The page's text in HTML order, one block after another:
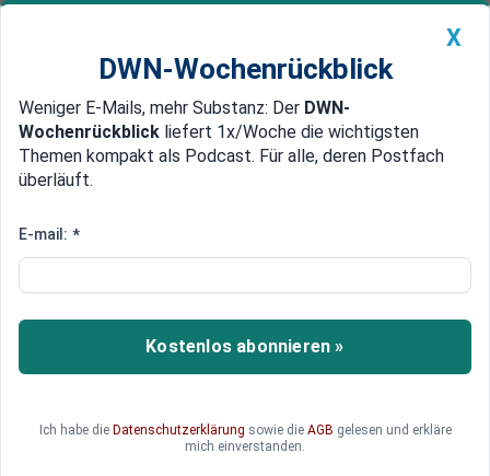
Newsticker MEIN DWN: Geldanlage Premium
Edelmetalle DWN-Magazin China
Chinesischer Ökonom Zhang mit
wird falsch erklärt
Chinas wirtschaftlicher Aufstieg gilt vielen als
Beleg für die Stärke staatlicher Steuerung. Der
entschieden – auch in seinem Buch
„Unternehmer sind nicht das Problem, sie sind
X
DWN-Wochenrückblick
Weniger E-Mails, mehr Substanz: Der DWN-
Wochenrückblick liefert 1x/Woche die wichtigsten
Themen kompakt als Podcast. Für alle, deren Postfach
überläuft.
E-mail: *
Kostenlos abonnieren »
Ich habe die Datenschutzerklärung sowie die AGB gelesen und erkläre
mich einverstanden.